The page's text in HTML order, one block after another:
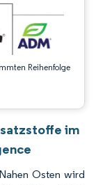
Reihenfolge
im
Osten wird